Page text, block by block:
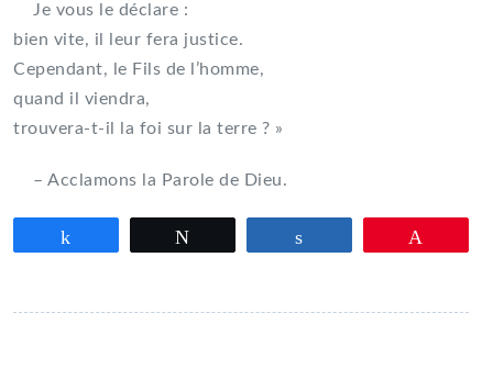
Je vous le déclare :
bien vite, il leur fera justice.
Cependant, le Fils de l’homme,
quand il viendra,
trouvera-t-il la foi sur la terre ? »
– Acclamons la Parole de Dieu.